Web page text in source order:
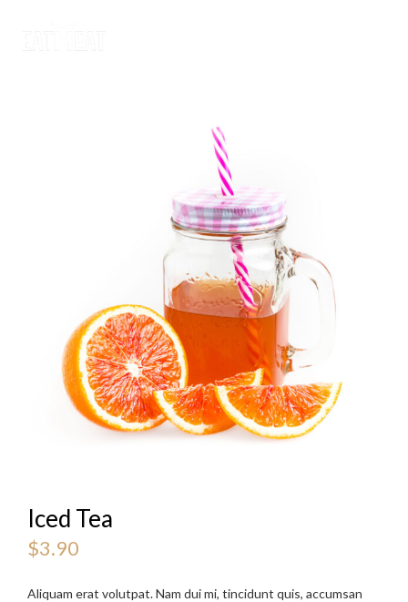
Iced Tea
$3.90
Aliquam erat volutpat. Nam dui mi, tincidunt quis, accumsan